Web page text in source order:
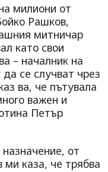
милиони от
Рашков,
митничар
като свои
– началник на
се случват чрез
ва, че пътувала
важен и
Петър
от
ми каза, че трябва